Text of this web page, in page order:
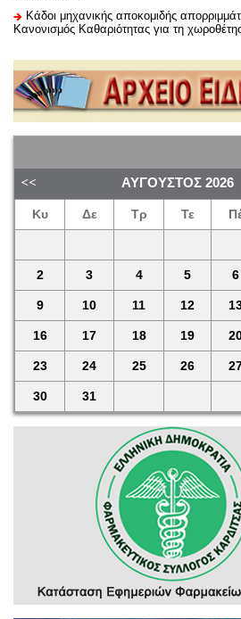
Κάδοι μηχανικής αποκομιδής
Κανονισμός Καθαριότητας για τη
ΑΎΓΟΥΣΤΟΣ 2026
Κυ Δε Τρ Τε
2 3 4 5 6
9 10 11 12
16 17 18 19
23 24 25 26
30 31